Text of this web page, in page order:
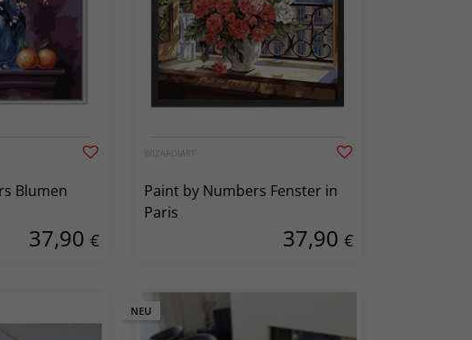
Blumen
37,90 €
WIZARDIART
Paint by Numbers Fenster in
Paris
37,90 €
NEU